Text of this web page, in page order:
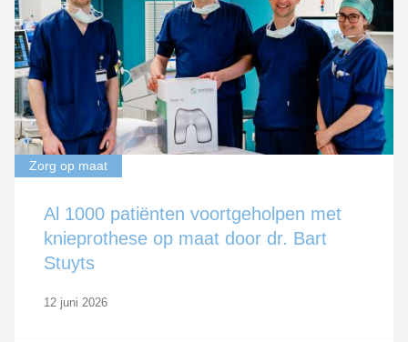
Zorg op maat
Al 1000 patiënten voortgeholpen met
knieprothese op maat door dr. Bart
Stuyts
12 juni 2026